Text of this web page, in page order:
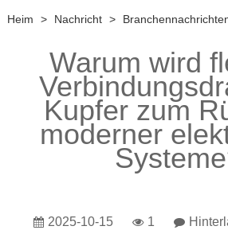
Heim > Nachricht >
Warum wird
Kupfer zum
moderner
2025-10-15 1